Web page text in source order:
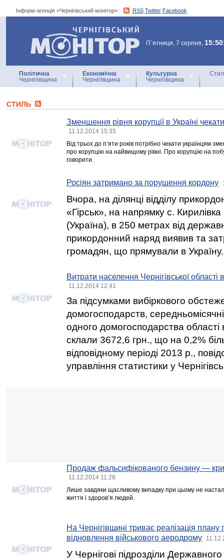
Інформ-агенція «Чернігівський монітор»: RSS Twitter Facebook
Інформ-агенція
«Чернігівський монітор»
П`ятниця, 7 серпня,
Політична
Чернігівщина
Економічна
Чернігівщина
Культурна
Чернігівщина
СТИЛЬ
Зменшення рівня корупції в Україні
11.12.2014 15:35
Від трьох до п’яти років потрібно чекати українцям
про корупцію на найвищому рівні. Про корупцію на
говорити.
Росіян затримано за порушення кордону
Вчора, на ділянці відділу
«Гірськ», на напрямку с.
(Україна), в 250 метрах від
прикордонний наряд виявив та
громадян, що прямували в Україну.
Витрати населення Чернігівської області
11.12.2014 12:41
За підсумками вибіркового
домогосподарств,
одного домогосподарства області
склали 3672,6 грн., що на 0,2%
відповідному періоді 2013 р.,
управління статистики у
Продаж фальсифікованого бензину —
11.12.2014 11:28
Лише завдяки щасливому випадку при цьому не
життя і здоров’я людей.
На Чернігівщині триває реалізація
відновлення військового аеродрому
У Чернігові підрозділи